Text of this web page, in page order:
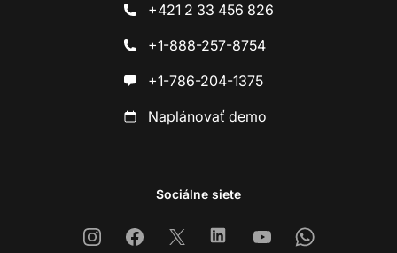
+421 2 33 456 826
+1-888-257-8754
+1-786-204-1375
Naplánovať demo
Sociálne siete
InstagramFacebook
X LinkedinYoutubeWhatsapp